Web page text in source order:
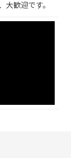
大歓迎です。